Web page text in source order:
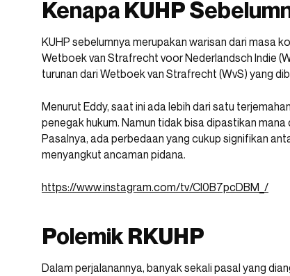
Kenapa KUHP
KUHP sebelumnya merupakan warisan dari masa
Wetboek van Strafrecht voor Nederlandsch Indie
turunan dari Wetboek van Strafrecht (WvS) yang
Menurut Eddy, saat ini ada lebih dari satu
penegak hukum. Namun tidak bisa dipastikan
Pasalnya, ada perbedaan yang cukup signifikan
menyangkut ancaman pidana.
https://www.instagram.com/tv/Cl0B7pcDBM_/
Polemik RKUHP
Dalam perjalanannya, banyak sekali pasal yang